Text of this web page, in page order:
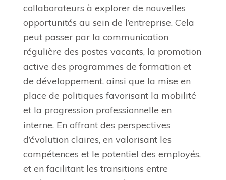
collaborateurs à explorer de nouvelles
opportunités au sein de l’entreprise. Cela
peut passer par la communication
régulière des postes vacants, la promotion
active des programmes de formation et
de développement, ainsi que la mise en
place de politiques favorisant la mobilité
et la progression professionnelle en
interne. En offrant des perspectives
d’évolution claires, en valorisant les
compétences et le potentiel des employés,
et en facilitant les transitions entre